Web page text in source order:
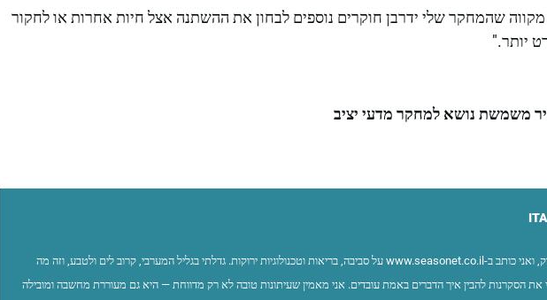
מקווה שהמחקר שלי ידרבן חוקרים נוספים לבחון את ההשתנה אצל חיות אחרות או לחקור
יותר."
משמשת נושא למחקר מדעי יציב
שמי איתי ברק, ואני כותב ב-www.seasonet.co.il על סביבה, בריאות וטכנולוגיות ירוקות. גדלתי בגליל המערבי, קרוב לים ולטבע, וזה מה
הסקרנות להבין איך הדברים באמת עובדים. אני מאמין שעיתונות טובה לא רק מדווחת — היא גם מעוררת מחשבה ומובילה